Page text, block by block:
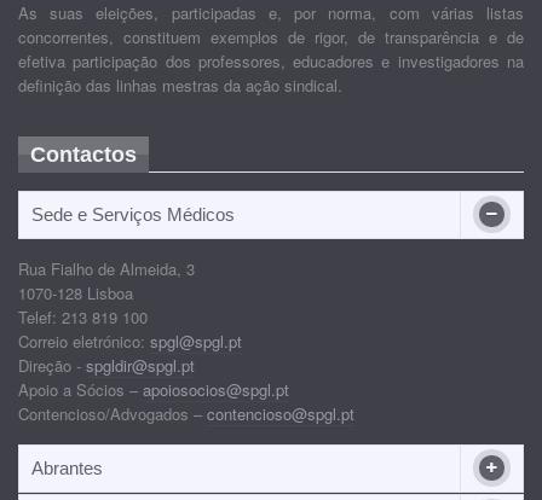
As suas eleições, participadas e, por norma, com várias listas
concorrentes, constituem exemplos de rigor, de transparência e de
efetiva participação dos professores, educadores e investigadores na
definição das linhas mestras da ação sindical.
Contactos
Sede e Serviços Médicos
Rua Fialho de Almeida, 3
1070-128 Lisboa
Telef: 213 819 100
Correio eletrónico: spgl@spgl.pt
Direção - spgldir@spgl.pt
Apoio a Sócios – apoiosocios@spgl.pt
Contencioso/Advogados – contencioso@spgl.pt
Abrantes